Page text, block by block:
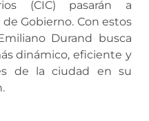
(CIC) pasarán a
Gobierno. Con estos
Durand busca
dinámico, eficiente y
de la ciudad en su